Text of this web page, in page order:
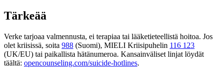
Tärkeää
Verke tarjoaa valmennusta, ei terapiaa tai lääketieteellistä hoitoa. Jos
olet kriisissä, soita 988 (Suomi), MIELI Kriisipuhelin 116 123
(UK/EU) tai paikallista hätänumeroa. Kansainväliset linjat löydät
täältä: opencounseling.com/suicide-hotlines.